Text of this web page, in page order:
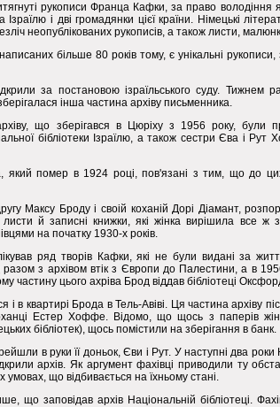
рукописи Франца Кафки, за право володіння
і дві громадянки цієї країни. Німецькі
неопублікованих рукописів, а також листи,
більше 80 років тому, є унікальні
за постановою ізраїльського суду. Тижнем
інша частина архіву письменника.
що зберігався в Цюріху з 1956 року, були
бібліотеки Ізраїлю, а також сестри Єва і
який помер в 1924 році, пов'язані з тим, що до
Максу Броду і своій коханій Дорі Діамант,
й записні книжки, які жінка вирішила все ж
на початку 1930-х років.
ряд творів Кафки, які не були видані за
разом з архівом втік з Європи до Палестини, а в
частину цього ахріва Брод віддав бібліотеці
в квартирі Брода в Тель-Авіві. Ця частина архіву
Естер Хоффе. Відомо, що щось з паперів
бібліотек), щось помістили на зберігання в банк.
в руки її доньок, Єви і Рут. У наступні два роки
архів. Як аргумент фахівці приводили ту
умовах, що відбивається на їхньому стані.
що заповідав архів Національній бібліотеці.